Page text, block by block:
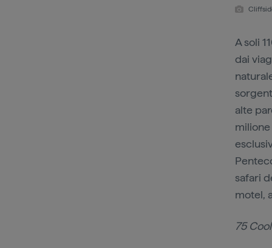
A soli
dai
alte
safari
motel,
75